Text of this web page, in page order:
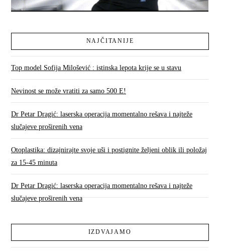
NAJČITANIJE
Top model Sofija Milošević : istinska lepota krije se u stavu
Nevinost se može vratiti za samo 500 E!
Dr Petar Dragić: laserska operacija momentalno rešava i najteže
slučajeve proširenih vena
Otoplastika: dizajnirajte svoje uši i postignite željeni oblik ili položaj
za 15-45 minuta
Dr Petar Dragić: laserska operacija momentalno rešava i najteže
slučajeve proširenih vena
IZDVAJAMO